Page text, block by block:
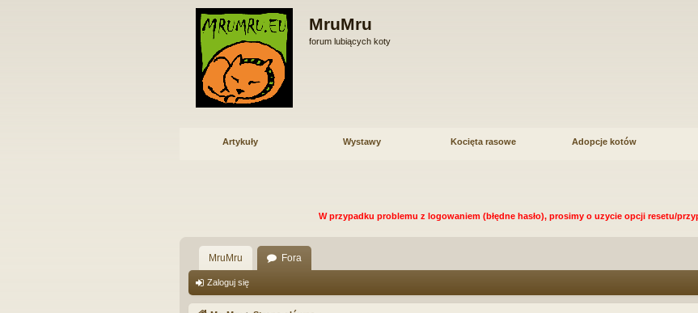
MruMru
forum lubiących koty
Artykuły Wystawy Kocięta rasowe Adopcje kotów
W przypadku problemu z logowaniem (błędne hasło), prosimy o uzycie opcji resetu/
MruMru Fora
Zaloguj się